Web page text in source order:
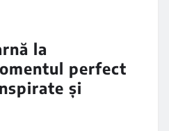
la
perfect
și